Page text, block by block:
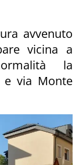
avvenuto
vicina a
la
e via Monte